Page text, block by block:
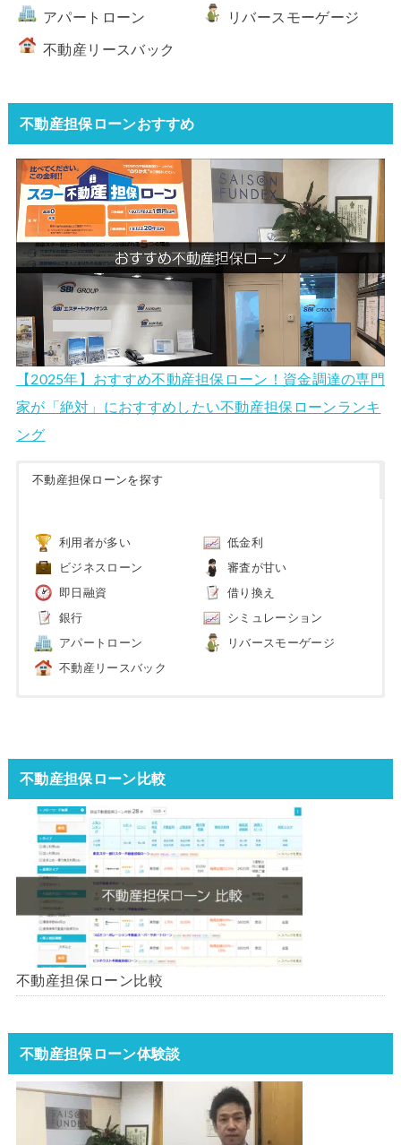
アパートローン リバースモーゲージ
不動産リースバック
不動産担保ローンおすすめ
【2025年】おすすめ不動産担保ローン！資金調達の専門
家が「絶対」におすすめしたい不動産担保ローンランキ
ング
不動産担保ローンを探す
利用者が多い 低金利
ビジネスローン 審査が甘い
即日融資 借り換え
銀行 シミュレーション
アパートローン リバースモーゲージ
不動産リースバック
不動産担保ローン比較
不動産担保ローン比較
不動産担保ローン体験談